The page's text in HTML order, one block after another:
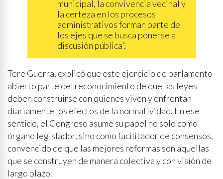
municipal, la convivencia vecinal y
la certeza en los procesos
administrativos forman parte de
los ejes que se busca ponerse a
discusión pública”.
Tere Guerra, explicó que este ejercicio de parlamento
abierto parte del reconocimiento de que las leyes
deben construirse con quienes viven y enfrentan
diariamente los efectos de la normatividad. En ese
sentido, el Congreso asume su papel no solo como
órgano legislador, sino como facilitador de consensos,
convencido de que las mejores reformas son aquellas
que se construyen de manera colectiva y con visión de
largo plazo.